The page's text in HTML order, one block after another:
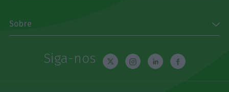
Sobre
Siga-nos